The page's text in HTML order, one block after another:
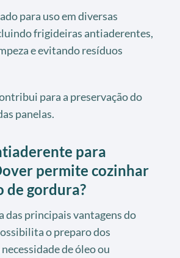
para uso em diversas
frigideiras antiaderentes,
e evitando resíduos
para a preservação do
panelas.
para
permite cozinhar
de gordura?
das principais vantagens do
o preparo dos
de óleo ou